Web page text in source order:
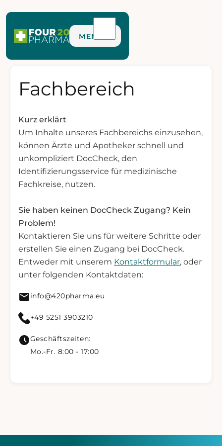
MENÜ
Fachbereich
Kurz erklärt
Um Inhalte unseres Fachbereichs einzusehen,
können Ärzte und Apotheker schnell und
unkompliziert DocCheck, den
Identifizierungsservice für medizinische
Fachkreise, nutzen.
Sie haben keinen DocCheck Zugang? Kein
Problem!
Kontaktieren Sie uns für weitere Schritte oder
erstellen Sie einen Zugang bei DocCheck.
Entweder mit unserem Kontaktformular, oder
unter folgenden Kontaktdaten:
Mail senden an info@420pharma.eu
info@420pharma.eu
420 Pharma anrufen
+49 5251 3903210
Geschäftszeiten:
Mo.-Fr. 8:00 - 17:00